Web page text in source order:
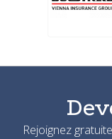
Rejoignez